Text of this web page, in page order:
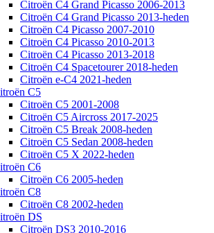
Citroën C4 Grand Picasso 2006-2013
Citroën C4 Grand Picasso 2013-heden
Citroën C4 Picasso 2007-2010
Citroën C4 Picasso 2010-2013
Citroën C4 Picasso 2013-2018
Citroën C4 Spacetourer 2018-heden
Citroën e-C4 2021-heden
C5
Citroën C5 2001-2008
Citroën C5 Aircross 2017-2025
Citroën C5 Break 2008-heden
Citroën C5 Sedan 2008-heden
Citroën C5 X 2022-heden
C6
Citroën C6 2005-heden
C8
Citroën C8 2002-heden
DS
Citroën DS3 2010-2016